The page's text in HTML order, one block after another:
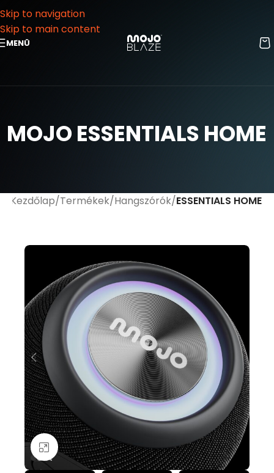
Skip to navigation
Skip to main content
MENÜ
MOJO ESSENTIALS HOME
Kezdőlap Termékek Hangszórók ESSENTIALS HOME
Nagyításhoz kattints ide